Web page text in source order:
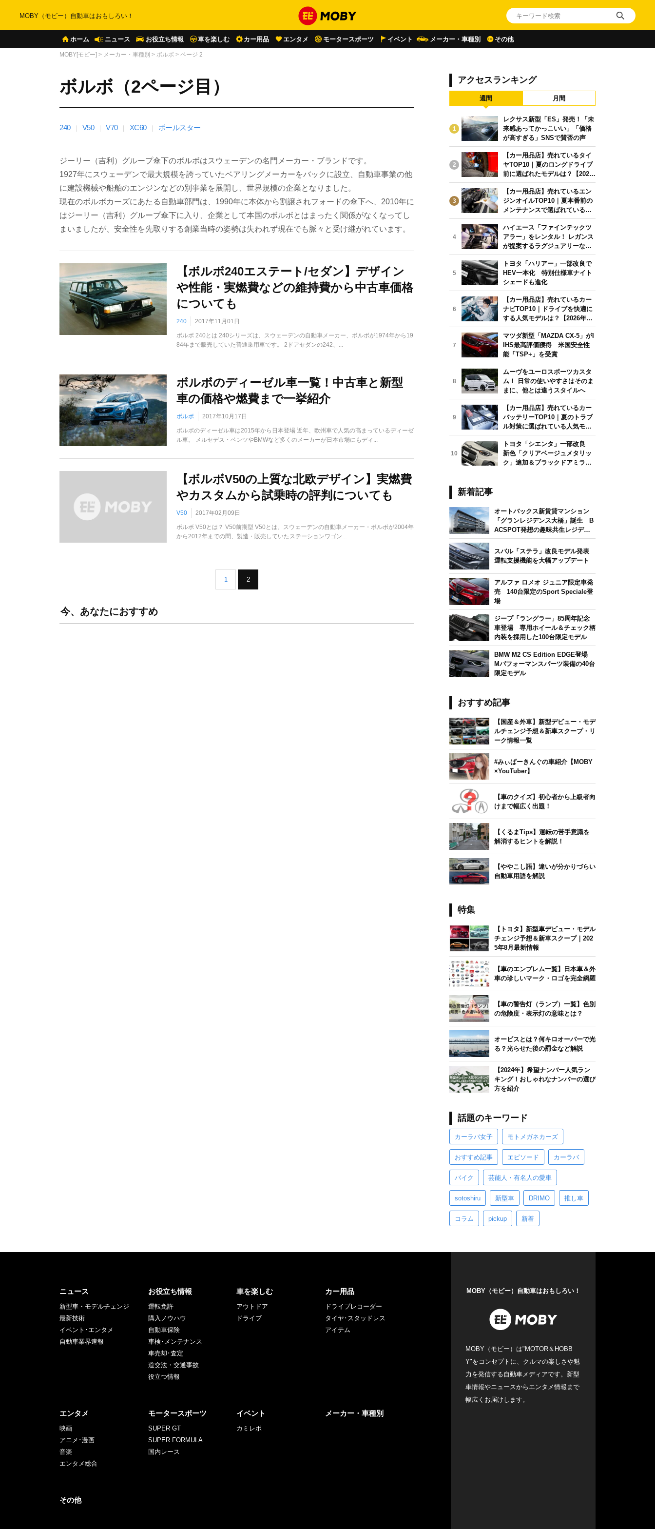
MOBY（モビー）自動車はおもしろい！
ホーム ニュース お役立ち情報 車を楽しむ カー用品 エンタメ モータースポーツ イベント メーカー・車種別 その他
MOBY[モビー] > メーカー・車種別 > ボルボ > ページ 2
ボルボ（2ページ目）
240 V50 V70 XC60 ポールスター
ジーリー（吉利）グループ傘下のボルボはスウェーデンの名門メーカー・ブランドです。
1927年にスウェーデンで最大規模を誇っていたベアリングメーカーをバックに設立、自動車事業の他
に建設機械や船舶のエンジンなどの別事業を展開し、世界規模の企業となりました。
現在のボルボカーズにあたる自動車部門は、1990年に本体から割譲されフォードの傘下へ、2010年に
はジーリー（吉利）グループ傘下に入り、企業として本国のボルボとはまったく関係がなくなってし
まいましたが、安全性を先取りする創業当時の姿勢は失われず現在でも脈々と受け継がれています。
【ボルボ240エステート/セダン】デザイン
や性能・実燃費などの維持費から中古車価格
についても
240 2017年11月01日
ボルボ 240とは 240シリーズは、スウェーデンの自動車メーカー、ボルボが1974年から19
84年まで販売していた普通乗用車です。 2ドアセダンの242、...
ボルボのディーゼル車一覧！中古車と新型
車の価格や燃費まで一挙紹介
ボルボ 2017年10月17日
ボルボのディーゼル車は2015年から日本登場 近年、欧州車で人気の高まっているディーゼ
ル車。 メルセデス・ベンツやBMWなど多くのメーカーが日本市場にもディ...
【ボルボV50の上質な北欧デザイン】実燃費
やカスタムから試乗時の評判についても
V50 2017年02月09日
ボルボ V50とは？ V50前期型 V50とは、スウェーデンの自動車メーカー・ボルボが2004年
から2012年までの間、製造・販売していたステーションワゴン...
1 2
今、あなたにおすすめ
アクセスランキング
週間 月間
1
レクサス新型「ES」発売！「未
来感あってかっこいい」「価格
が高すぎる」SNSで賛否の声
2
【カー用品店】売れているタイ
ヤTOP10｜夏のロングドライブ
前に選ばれたモデルは？【2026
年6月版】
3
【カー用品店】売れているエン
ジンオイルTOP10｜夏本番前の
メンテナンスで選ばれている人
気モデルは？【2026年6月版】
4
ハイエース「ファインテックツ
アラー」をレンタル！ レガンス
が提案するラグジュアリーな移
動体験
5
トヨタ「ハリアー」一部改良で
HEV一本化 特別仕様車ナイト
シェードも進化
6
【カー用品店】売れているカー
ナビTOP10｜ドライブを快適に
する人気モデルは？【2026年6
月版】
7
マツダ新型「MAZDA CX-5」がI
IHS最高評価獲得 米国安全性
能「TSP+」を受賞
8
ムーヴをユーロスポーツカスタ
ム！ 日常の使いやすさはそのま
まに、他とは違うスタイルへ
9
【カー用品店】売れているカー
バッテリーTOP10｜夏のトラブ
ル対策に選ばれている人気モデ
ルは？【2026年6月版】
10
トヨタ「シエンタ」一部改良
新色「クリアベージュメタリッ
ク」追加＆ブラックドアミラー
新着記事
オートバックス新賃貸マンション
「グランレジデンス大橋」誕生 B
ACSPOT発想の趣味共生レジデン
ス
スバル「ステラ」改良モデル発表
運転支援機能を大幅アップデート
アルファ ロメオ ジュニア限定車発
売 140台限定のSport Speciale登
場
ジープ「ラングラー」85周年記念
車登場 専用ホイール＆チェック柄
内装を採用した100台限定モデル
BMW M2 CS Edition EDGE登場
Mパフォーマンスパーツ装備の40台
限定モデル
おすすめ記事
【国産＆外車】新型デビュー・モデ
ルチェンジ予想＆新車スクープ・リ
ーク情報一覧
#みぃぱーきんぐの車紹介【MOBY
×YouTuber】
【車のクイズ】初心者から上級者向
けまで幅広く出題！
【くるまTips】運転の苦手意識を
解消するヒントを解説！
【ややこし語】違いが分かりづらい
自動車用語を解説
特集
【トヨタ】新型車デビュー・モデル
チェンジ予想＆新車スクープ｜202
5年8月最新情報
【車のエンブレム一覧】日本車＆外
車の珍しいマーク・ロゴを完全網羅
【車の警告灯（ランプ）一覧】色別
の危険度・表示灯の意味とは？
オービスとは？何キロオーバーで光
る？光らせた後の罰金など解説
【2024年】希望ナンバー人気ラン
キング！おしゃれなナンバーの選び
方を紹介
話題のキーワード
カーラバ女子 モトメガネカーズ
おすすめ記事 エピソード カーラバ
バイク 芸能人・有名人の愛車
sotoshiru 新型車 DRIMO 推し車
コラム pickup 新着
ニュース
新型車・モデルチェンジ
最新技術
イベント･エンタメ
自動車業界速報
お役立ち情報
運転免許
購入ノウハウ
自動車保険
車検･メンテナンス
車売却･査定
道交法・交通事故
役立つ情報
車を楽しむ
アウトドア
ドライブ
カー用品
ドライブレコーダー
タイヤ･スタッドレス
アイテム
エンタメ
映画
アニメ･漫画
音楽
エンタメ総合
モータースポーツ
SUPER GT
SUPER FORMULA
国内レース
イベント
カミレポ
メーカー・車種別
その他
MOBY（モビー）自動車はおもしろい！
MOBY（モビー）は"MOTOR＆HOBB
Y"をコンセプトに、クルマの楽しさや魅
力を発信する自動車メディアです。新型
車情報やニュースからエンタメ情報まで
幅広くお届けします。